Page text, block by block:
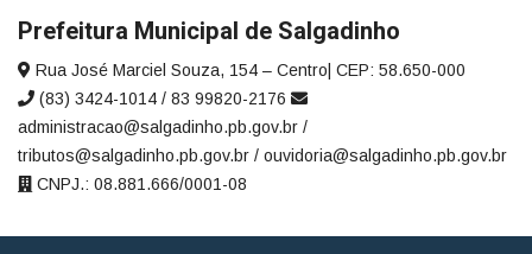
Prefeitura Municipal de Salgadinho
Rua José Marciel Souza, 154 – Centro| CEP: 58.650-000
(83) 3424-1014 / 83 99820-2176
administracao@salgadinho.pb.gov.br /
tributos@salgadinho.pb.gov.br / ouvidoria@salgadinho.pb.gov.br
CNPJ.: 08.881.666/0001-08